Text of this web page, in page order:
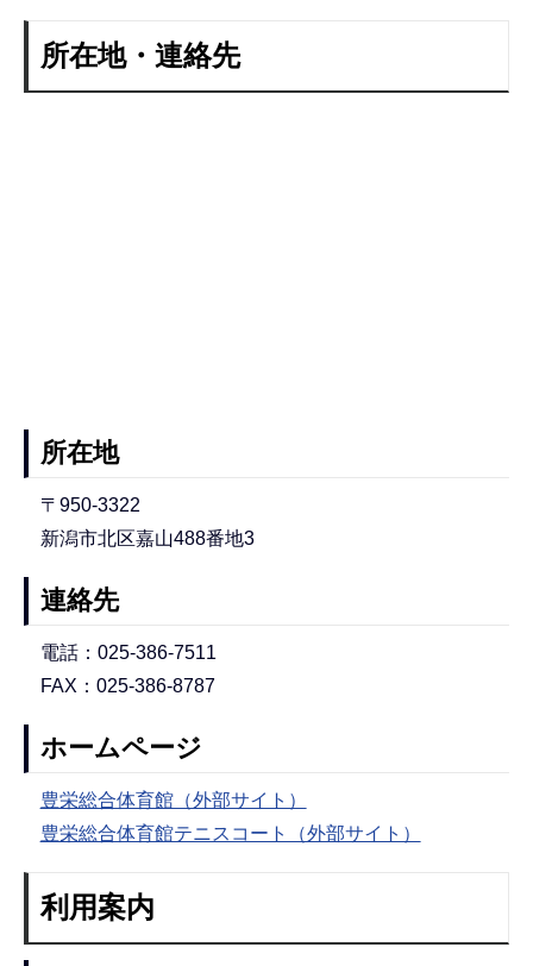
所在地・連絡先
所在地
〒950-3322
新潟市北区嘉山488番地3
連絡先
電話：025-386-7511
FAX：025-386-8787
ホームページ
豊栄総合体育館（外部サイト）
豊栄総合体育館テニスコート（外部サイト）
利用案内